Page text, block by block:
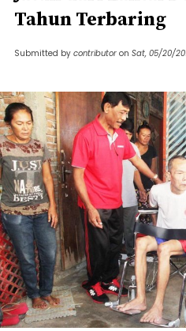
Tahun Terbaring
Submitted by contributor on Sat, 05/20/